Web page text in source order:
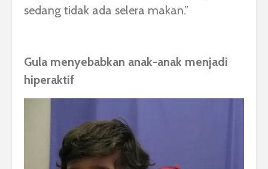
sedang tidak ada selera makan.”
Gula menyebabkan anak-anak menjadi
hiperaktif